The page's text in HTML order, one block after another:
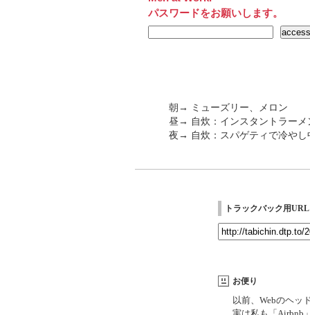
パスワードをお願いします。
朝→ ミューズリー、メロン
昼→ 自炊：インスタントラーメ
夜→ 自炊：スパゲティで冷やし
トラックバック用URL
お便り
以前、Webのヘッ